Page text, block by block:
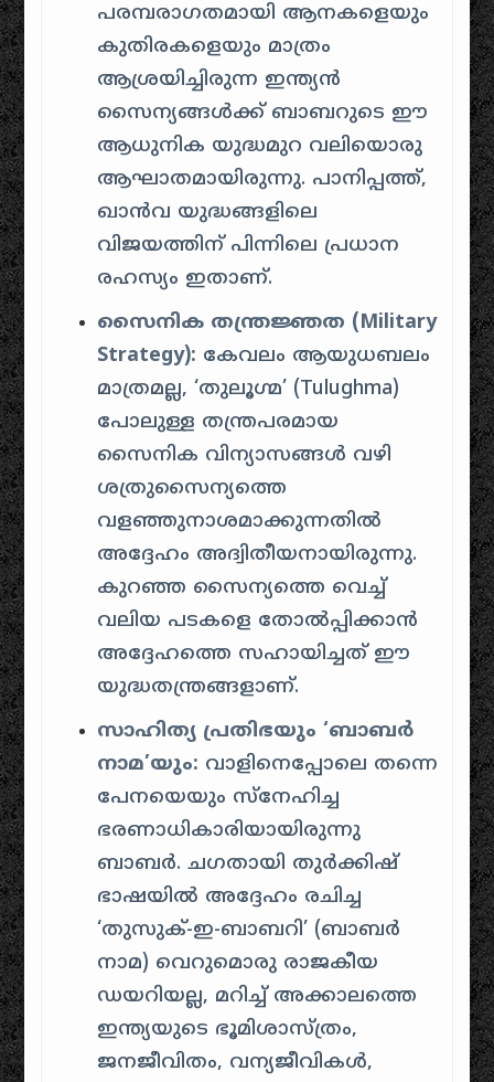
പരമ്പരാഗതമായി ആനകളെയും
കുതിരകളെയും മാത്രം
ആശ്രയിച്ചിരുന്ന ഇന്ത്യൻ
സൈന്യങ്ങൾക്ക് ബാബറുടെ ഈ
ആധുനിക യുദ്ധമുറ വലിയൊരു
ആഘാതമായിരുന്നു. പാനിപ്പത്ത്,
ഖാൻവ യുദ്ധങ്ങളിലെ
വിജയത്തിന് പിന്നിലെ പ്രധാന
രഹസ്യം ഇതാണ്.
സൈനിക തന്ത്രജ്ഞത (Military
Strategy): കേവലം ആയുധബലം
മാത്രമല്ല, ‘തുലൂഗ്മ’ (Tulughma)
പോലുള്ള തന്ത്രപരമായ
സൈനിക വിന്യാസങ്ങൾ വഴി
ശത്രുസൈന്യത്തെ
വളഞ്ഞുനാശമാക്കുന്നതിൽ
അദ്ദേഹം അദ്വിതീയനായിരുന്നു.
കുറഞ്ഞ സൈന്യത്തെ വെച്ച്
വലിയ പടകളെ തോൽപ്പിക്കാൻ
അദ്ദേഹത്തെ സഹായിച്ചത് ഈ
യുദ്ധതന്ത്രങ്ങളാണ്.
സാഹിത്യ പ്രതിഭയും ‘ബാബർ
നാമ’യും: വാളിനെപ്പോലെ തന്നെ
പേനയെയും സ്നേഹിച്ച
ഭരണാധികാരിയായിരുന്നു
ബാബർ. ചഗതായി തുർക്കിഷ്
ഭാഷയിൽ അദ്ദേഹം രചിച്ച
‘തുസുക്-ഇ-ബാബറി’ (ബാബർ
നാമ) വെറുമൊരു രാജകീയ
ഡയറിയല്ല, മറിച്ച് അക്കാലത്തെ
ഇന്ത്യയുടെ ഭൂമിശാസ്ത്രം,
ജനജീവിതം, വന്യജീവികൾ,